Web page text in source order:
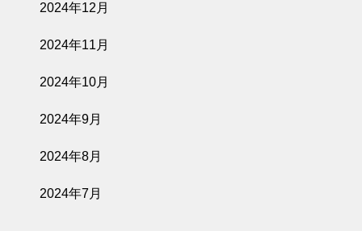
2024年12月
2024年11月
2024年10月
2024年9月
2024年8月
2024年7月